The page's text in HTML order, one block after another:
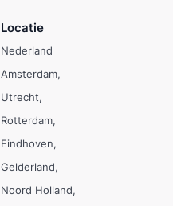
Locatie
Nederland
Amsterdam
Utrecht
Rotterdam
Eindhoven
Gelderland
Noord Holland